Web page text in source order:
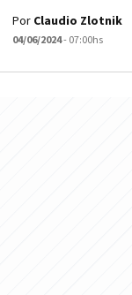
Por Claudio Zlotnik
04/06/2024- 07:00hs